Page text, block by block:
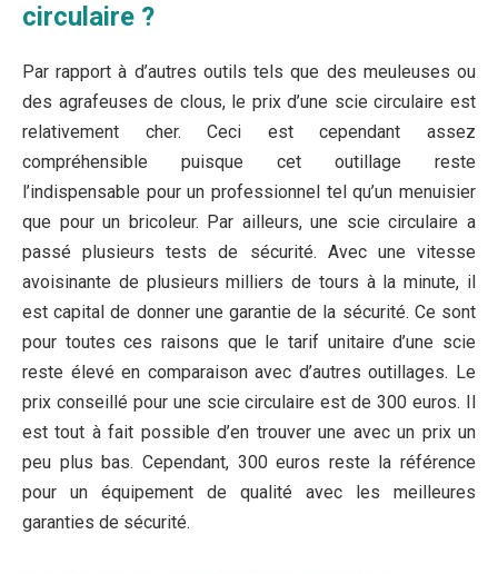
circulaire ?
Par rapport à d’autres outils tels que des meuleuses ou
des agrafeuses de clous, le prix d’une scie circulaire est
relativement cher. Ceci est cependant assez
compréhensible puisque cet outillage reste
l’indispensable pour un professionnel tel qu’un menuisier
que pour un bricoleur. Par ailleurs, une scie circulaire a
passé plusieurs tests de sécurité. Avec une vitesse
avoisinante de plusieurs milliers de tours à la minute, il
est capital de donner une garantie de la sécurité. Ce sont
pour toutes ces raisons que le tarif unitaire d’une scie
reste élevé en comparaison avec d’autres outillages. Le
prix conseillé pour une scie circulaire est de 300 euros. Il
est tout à fait possible d’en trouver une avec un prix un
peu plus bas. Cependant, 300 euros reste la référence
pour un équipement de qualité avec les meilleures
garanties de sécurité.